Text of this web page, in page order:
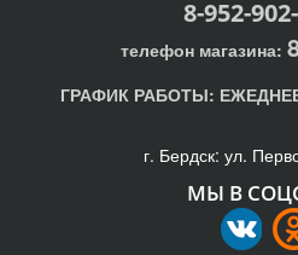
8-952-
телефон магазина:
ГРАФИК РАБОТЫ:
г. Бердск: ул.
МЫ В